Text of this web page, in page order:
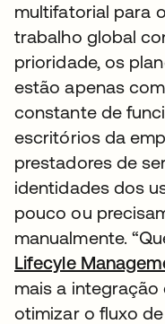
multifatorial para
trabalho global
prioridade, os
estão apenas
constante de
escritórios da
prestadores de
identidades dos
pouco ou
manualmente.
Lifecyle
mais a integração
otimizar o fluxo